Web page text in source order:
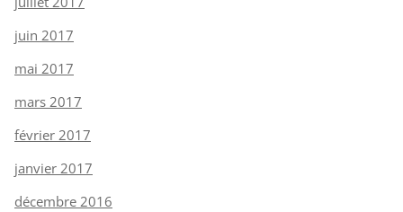
juin 2017
mai 2017
mars 2017
février 2017
janvier 2017
décembre 2016